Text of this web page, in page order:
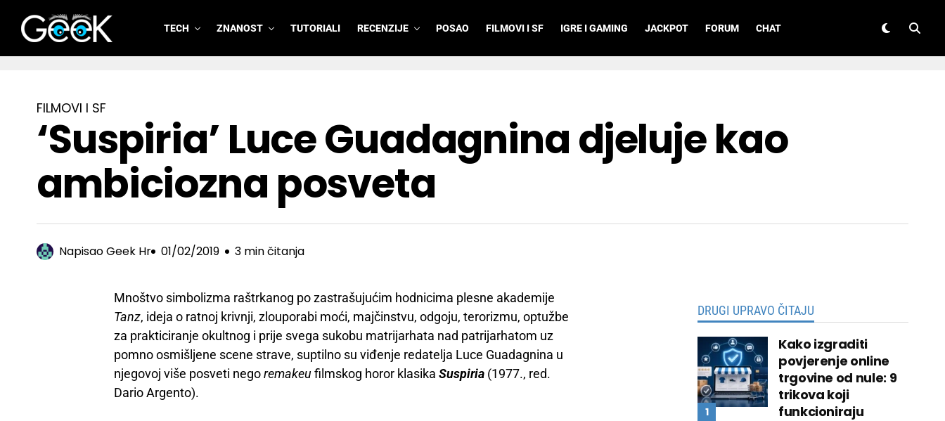
GeeK.hr
TECH ZNANOST TUTORIALI RECENZIJE POSAO FILMOVI I SF IGRE I GAMING JACKPOT FORUM CHAT
FILMOVI I SF
‘Suspiria’ Luce Guadagnina djeluje kao
ambiciozna posveta
NapisaoGeek Hr 01/02/2019 3 min čitanja
Mnoštvo simbolizma raštrkanog po zastrašujućim hodnicima plesne akademije
Tanz, ideja o ratnoj krivnji, zlouporabi moći, majčinstvu, odgoju, terorizmu, optužbe
za prakticiranje okultnog i prije svega sukobu matrijarhata nad patrijarhatom uz
pomno osmišljene scene strave, suptilno su viđenje redatelja Luce Guadagnina u
njegovoj više posveti negoremakeu filmskog horor klasika Suspiria (1977., red.
Dario Argento).
DRUGI UPRAVO ČITAJU
Kako izgraditi
povjerenje online
trgovine od nule: 9
trikova koji
funkcioniraju